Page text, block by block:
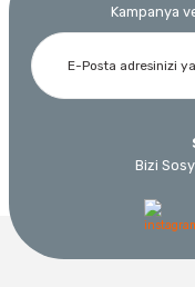
Kampanya
Bizi